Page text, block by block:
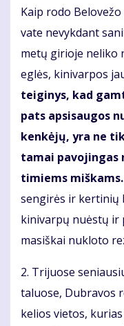
Kaip ro­do
va­te ne­vyk­dant
me­tų gi­rio­je ne­li­ko
eg­lės, ki­ni­var­pos
tei­gi­nys, kad
pats ap­si­sau­gos
ken­kė­jų, yra ne
ta­mai pa­vo­jin­gas
ti­miems miš­kams.
sen­gi­rės ir ker­ti­nių
ki­ni­var­pų nu­ės­tų ir
ma­siš­kai nu­klo­to
2. Tri­juo­se
ta­luo­se, Dub­ra­vos
ke­lios vie­tos,